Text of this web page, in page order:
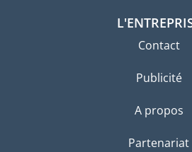
Contact
Publicité
A propos
Partenariat